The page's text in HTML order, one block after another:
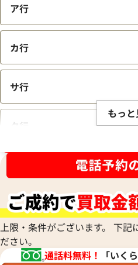
ア行
カ行
サ行
タ行
ハ行
マ行
もっと
上限・条件がございます。 下記
ださい。
通話料無料！
「いく